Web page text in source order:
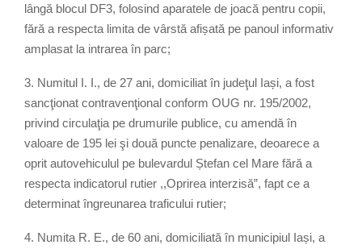
lângă blocul DF3, folosind aparatele de joacă pentru copii,
fără a respecta limita de vârstă afișată pe panoul informativ
amplasat la intrarea în parc;
3. Numitul I. I., de 27 ani, domiciliat în judeţul Iași, a fost
sancţionat contravenţional conform OUG nr. 195/2002,
privind circulaţia pe drumurile publice, cu amendă în
valoare de 195 lei şi două puncte penalizare, deoarece a
oprit autovehiculul pe bulevardul Ștefan cel Mare fără a
respecta indicatorul rutier ,,Oprirea interzisă”, fapt ce a
determinat îngreunarea traficului rutier;
4. Numita R. E., de 60 ani, domiciliată în municipiul Iași, a